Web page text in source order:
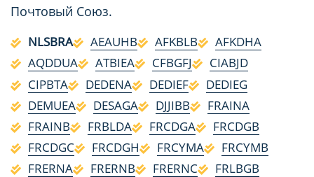
Почтовый Союз.
NLSBRA AEAUHB AFKBLB
AFKDHA
AQDDUA
ATBIEA CFBGFJ
CIABJD
CIPBTA
DEDENA DEDIEF
DEDIEG
DEMUEA
DESAGA DJJIBB
FRAINA
FRAINB
FRBLDA FRCDGA
FRCDGB
FRCDGC
FRCDGH FRCYMA
FRCYMB
FRERNA
FRERNB FRERNC
FRLBGB